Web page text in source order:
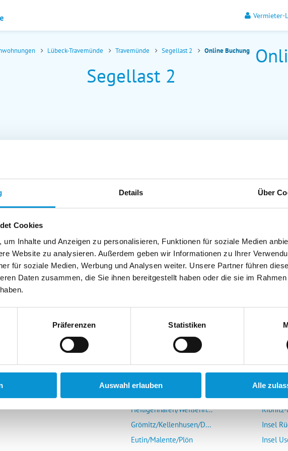
Details Über
Cookies
um Inhalte und Anzeigen zu personalisieren, Funktionen für soziale Medien
Website zu analysieren. Außerdem geben wir Informationen zu Ihrer
für soziale Medien, Werbung und Analysen weiter. Unsere Partner führen
Daten zusammen, die Sie ihnen bereitgestellt haben oder die sie im
Präferenzen Statistiken
Auswahl erlauben Alle
Vermieter-
Lübeck-Travemünde Travemünde Segellast 2 Online Buchung
Segellast 2
Kieler Förde/Kiel/Laboe
Heiligenhafen/Weißenh...
Grömitz/Kellenhusen/D...
Eutin/Malente/Plön
Insel
Insel
Insel